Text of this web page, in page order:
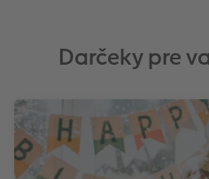
Darčeky pre